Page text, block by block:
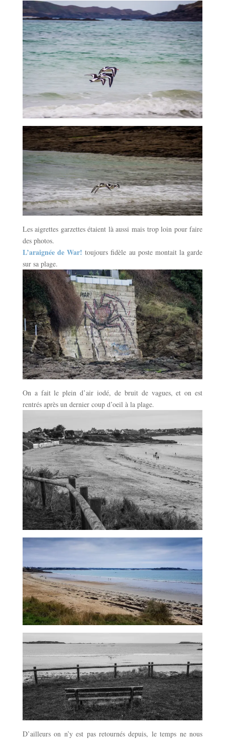
Les aigrettes garzettes étaient là aussi mais trop loin pour faire
des photos.
L’araignée de War! toujours fidèle au poste montait la garde
sur sa plage.
On a fait le plein d’air iodé, de bruit de vagues, et on est
rentrés après un dernier coup d’oeil à la plage.
D’ailleurs on n’y est pas retournés depuis, le temps ne nous